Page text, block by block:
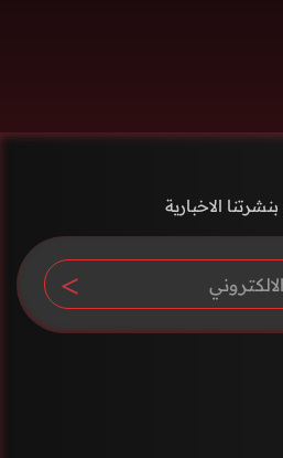
الاخبارية